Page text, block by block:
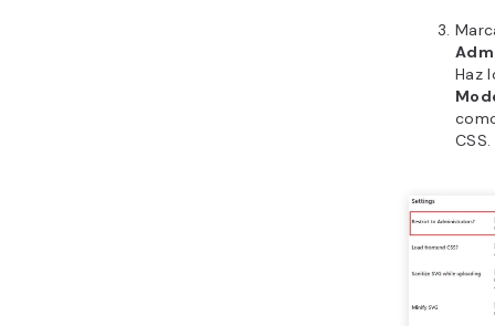
Haz
CSS.